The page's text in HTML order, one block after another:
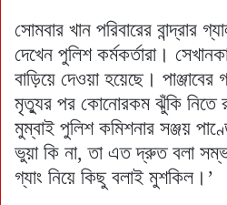
সোমবার খান পরিবারের বান্দ্রার
দেখেন পুলিশ কর্মকর্তারা।
বাড়িয়ে দেওয়া হয়েছে।
মৃত্যুর পর কোনোরকম ঝুঁকি নিতে
মুম্বাই পুলিশ কমিশনার সঞ্জয়
ভুয়া কি না, তা এত দ্রুত বলা
গ্যাং নিয়ে কিছু বলাই মুশকিল।’